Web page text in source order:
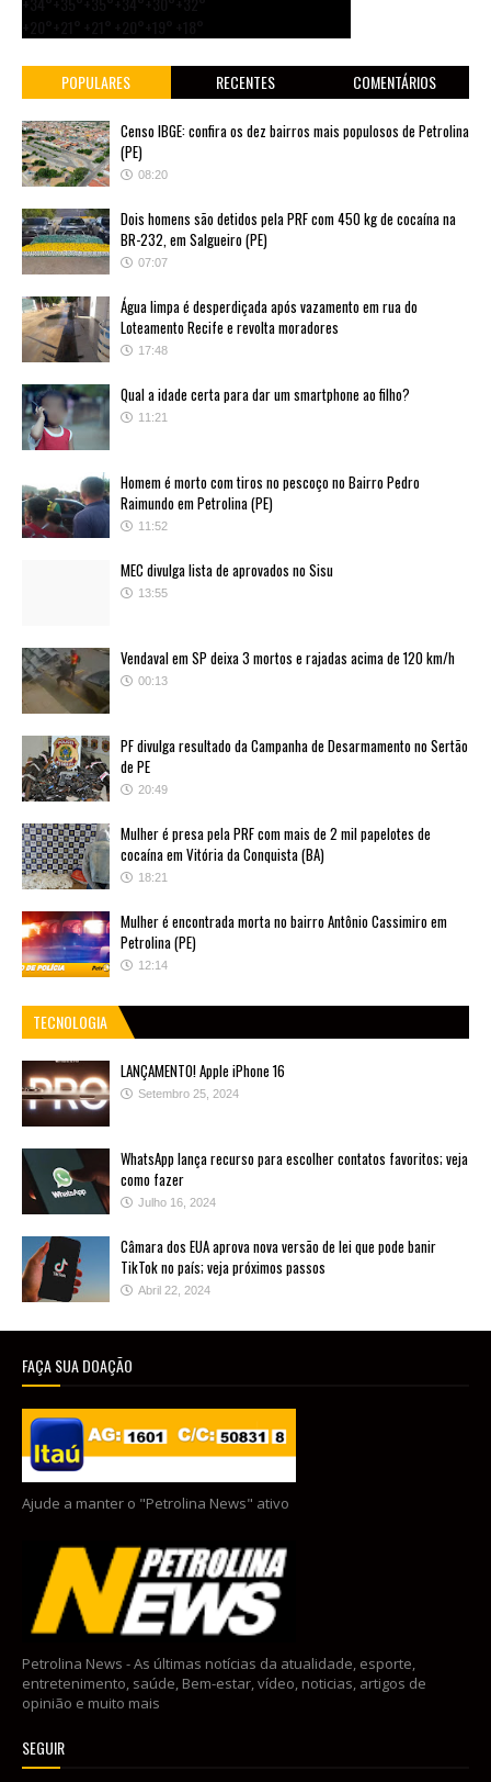
POPULARES RECENTES COMENTÁRIOS
Censo IBGE: confira os dez bairros mais populosos de Petrolina
(PE)
08:20
Dois homens são detidos pela PRF com 450 kg de cocaína na
BR-232, em Salgueiro (PE)
07:07
Água limpa é desperdiçada após vazamento em rua do
Loteamento Recife e revolta moradores
17:48
Qual a idade certa para dar um smartphone ao filho?
11:21
Homem é morto com tiros no pescoço no Bairro Pedro
Raimundo em Petrolina (PE)
11:52
MEC divulga lista de aprovados no Sisu
13:55
Vendaval em SP deixa 3 mortos e rajadas acima de 120 km/h
00:13
PF divulga resultado da Campanha de Desarmamento no Sertão
de PE
20:49
Mulher é presa pela PRF com mais de 2 mil papelotes de
cocaína em Vitória da Conquista (BA)
18:21
Mulher é encontrada morta no bairro Antônio Cassimiro em
Petrolina (PE)
12:14
TECNOLOGIA
LANÇAMENTO! Apple iPhone 16
Setembro 25, 2024
WhatsApp lança recurso para escolher contatos favoritos; veja
como fazer
Julho 16, 2024
Câmara dos EUA aprova nova versão de lei que pode banir
TikTok no país; veja próximos passos
Abril 22, 2024
FAÇA SUA DOAÇÃO
Ajude a manter o "Petrolina News" ativo
Petrolina News - As últimas notícias da atualidade, esporte,
entretenimento, saúde, Bem-estar, vídeo, noticias, artigos de
opinião e muito mais
SEGUIR